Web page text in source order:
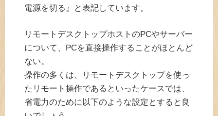
電源を切る』と表記しています。
リモートデスクトップホストのPCやサーバー
について、PCを直接操作することがほとんど
ない。
操作の多くは、リモートデスクトップを使っ
たリモート操作であるといったケースでは、
省電力のために以下のような設定とすると良